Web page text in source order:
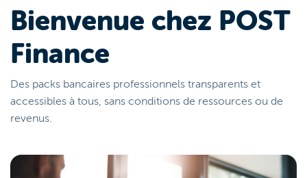
Bienvenue chez POST
Finance
Des packs bancaires professionnels transparents et
accessibles à tous, sans conditions de ressources ou de
revenus.